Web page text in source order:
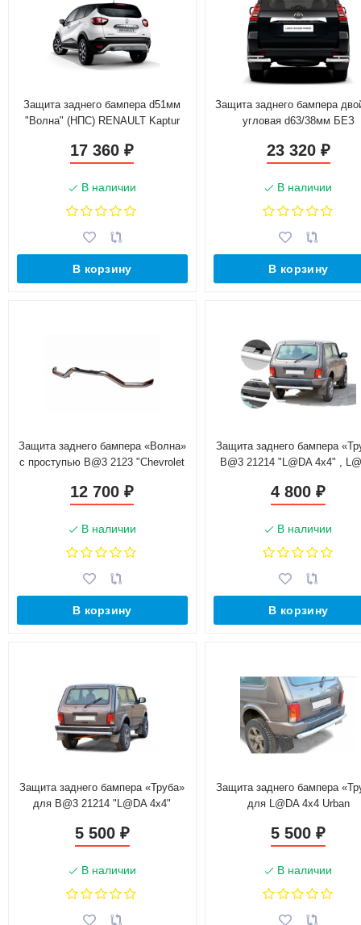
Защита заднего бампера d51мм
"Волна" (НПС) RENAULT Kaptur
17 360₽
В наличии
В корзину
Защита заднего бампера
угловая d63/38мм БЕЗ
TOYOTA LAND CRUISER
23 320 ₽
В наличии
В корзину
Защита заднего бампера «Волна»
с проступью B@3 2123 "Chevrolet
сталь
12 700₽
В наличии
В корзину
Защита заднего бампера
B@3 21214 "L@DA 4х4" ,
4 800₽
В наличии
В корзину
Защита заднего бампера «Труба»
для B@3 21214 "L@DA 4х4"
5 500 ₽
В наличии
Защита заднего бампера
для L@DA 4x4 Urban
5 500₽
В наличии